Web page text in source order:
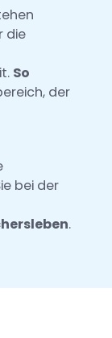
die
So
der
bei der
.